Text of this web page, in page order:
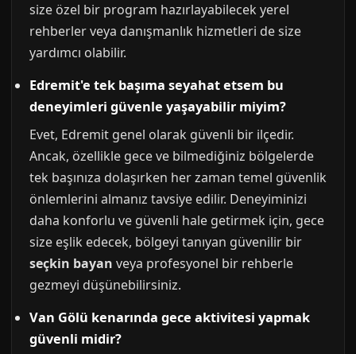
size özel bir program hazırlayabilecek yerel
rehberler veya danışmanlık hizmetleri de size
yardımcı olabilir.
Edremit'e tek başıma seyahat etsem bu
deneyimleri güvenle yaşayabilir miyim?
Evet, Edremit genel olarak güvenli bir ilçedir.
Ancak, özellikle gece ve bilmediğiniz bölgelerde
tek başınıza dolaşırken her zaman temel güvenlik
önlemlerini almanız tavsiye edilir. Deneyiminizi
daha konforlu ve güvenli hale getirmek için, gece
size eşlik edecek, bölgeyi tanıyan güvenilir bir
seçkin bayan veya profesyonel bir rehberle
gezmeyi düşünebilirsiniz.
Van Gölü kenarında gece aktivitesi yapmak
güvenli midir?